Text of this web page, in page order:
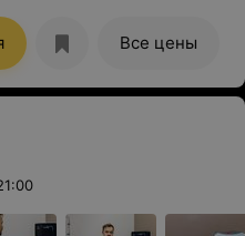
Все цены